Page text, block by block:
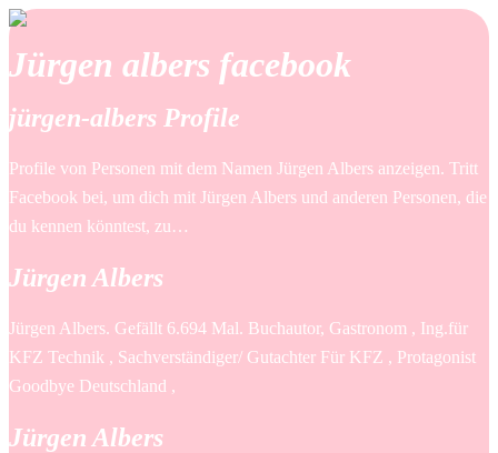
Jürgen albers facebook
jürgen-albers Profile
Profile von Personen mit dem Namen Jürgen Albers anzeigen. Tritt
Facebook bei, um dich mit Jürgen Albers und anderen Personen, die
du kennen könntest, zu…
Jürgen Albers
Jürgen Albers. Gefällt 6.694 Mal. Buchautor, Gastronom , Ing.für
KFZ Technik , Sachverständiger/ Gutachter Für KFZ , Protagonist
Goodbye Deutschland ,
Jürgen Albers